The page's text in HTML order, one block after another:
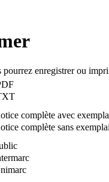
enregistrer ou
complète avec
complète sans